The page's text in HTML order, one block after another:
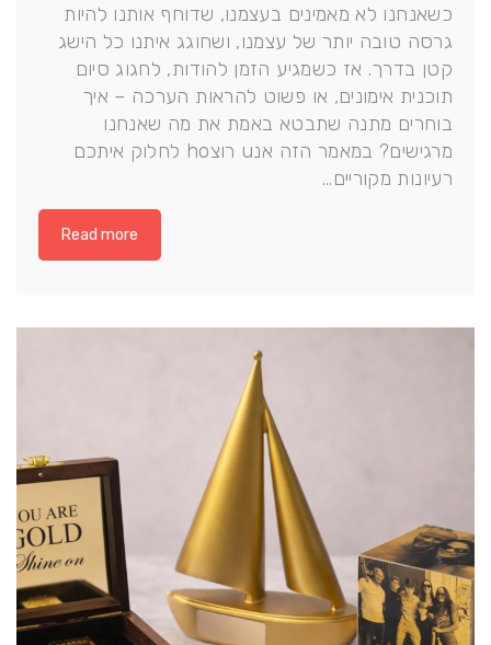
כשאנחנו לא מאמינים בעצמנו, שדוחף אותנו להיות
גרסה טובה יותר של עצמנו, ושחוגג איתנו כל הישג
קטן בדרך. אז כשמגיע הזמן להודות, לחגוג סיום
תוכנית אימונים, או פשוט להראות הערכה – איך
בוחרים מתנה שתבטא באמת את מה שאנחנו
מרגישים? במאמר הזה אנu רוצho לחלוק איתכם
רעיונות מקוריים…
Read more